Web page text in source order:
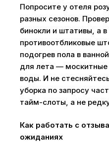
Попросите у отеля
разных сезонов.
бинокли и штативы, а
противоотбликовые
подогрев пола в
для лета — москитные
воды. И не
уборка по запросу
тайм-слоты, а не
Как работать с
ожиданиях